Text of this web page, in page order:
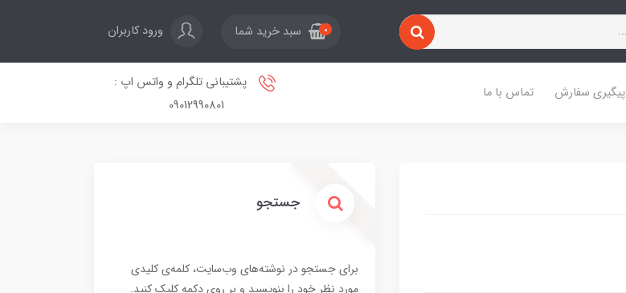
0 سبد خرید شما ورود کاربران
پیگیری سفارش تماس با ما
پشتیبانی تلگرام و واتس اپ :
09012990801
جستجو
برای جستجو در نوشته‌های وب‌سایت، کلمه‌ی کلیدی
مورد نظر خود را بنویسید و بر روی دکمه کلیک کنید.